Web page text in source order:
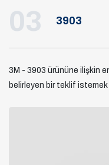
03 3903
3M - 3903 ürününe ilişkin
belirleyen bir teklif istemek